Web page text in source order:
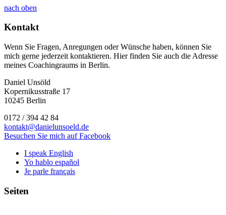
nach oben
Kontakt
Wenn Sie Fragen, Anregungen oder Wünsche haben, können Sie
mich gerne jederzeit kontaktieren. Hier finden Sie auch die Adresse
meines Coachingraums in Berlin.
Daniel Unsöld
Kopernikusstraße 17
10245 Berlin
0172 / 394 42 84
kontakt@danielunsoeld.de
Besuchen Sie mich auf Facebook
I speak English
Yo hablo español
Je parle français
Seiten